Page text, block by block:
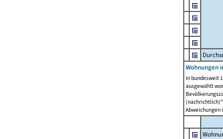
Wohnungen
In bundesweit
ausgewählt
Abweichungen